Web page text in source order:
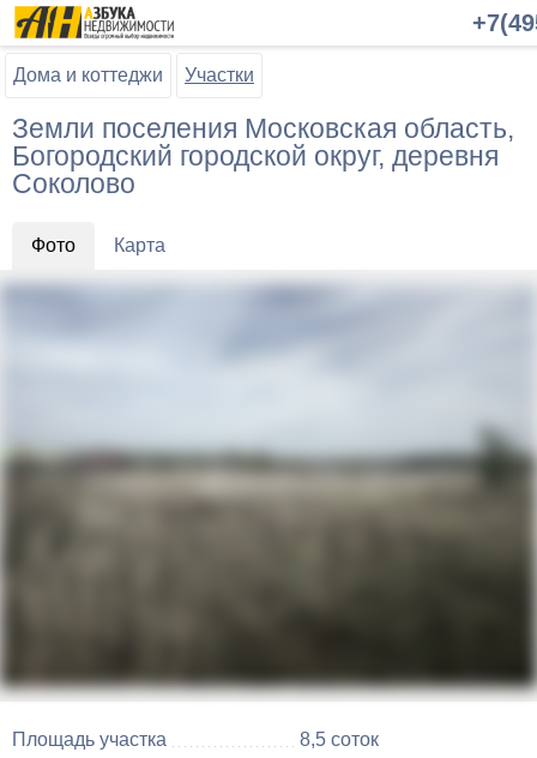
Дома и коттеджи Участки
Земли поселения Московская область,
Богородский городской округ, деревня
Соколово
Фото Карта
Площадь участка
8,5 соток